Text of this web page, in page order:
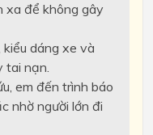
xa để không gây
kiểu dáng xe và
tai nạn.
em đến trình báo
nhờ người lớn đi